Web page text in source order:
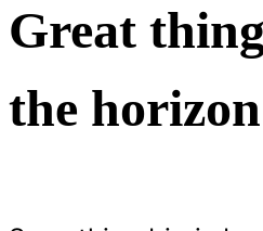
Great
the horizon